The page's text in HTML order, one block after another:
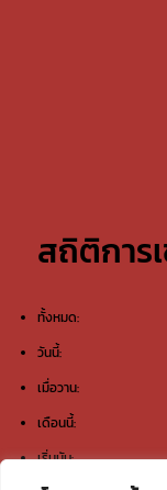
สถิติการ
ทั้งหมด:
วันนี้:
เมื่อวาน:
เดือนนี้:
เริ่มนับ: